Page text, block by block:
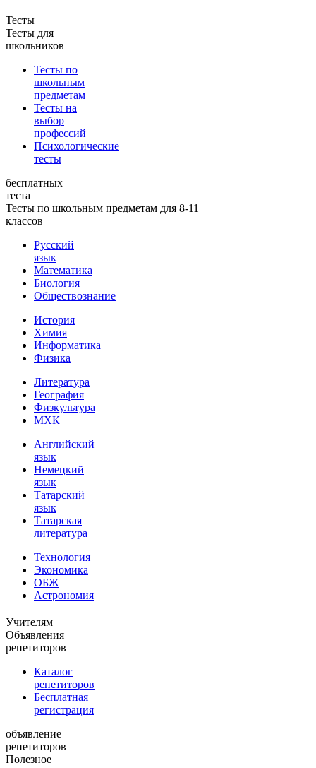
Тесты
Тесты для
школьников
Тесты по
школьным
предметам
Тесты на
выбор
профессий
Психологические
тесты
бесплатных
теста
Тесты по школьным предметам для 8-11
классов
Русский
язык
Математика
Биология
Обществознание
История
Химия
Информатика
Физика
Литература
География
Физкультура
МХК
Английский
язык
Немецкий
язык
Татарский
язык
Татарская
литература
Технология
Экономика
ОБЖ
Астрономия
Учителям
Объявления
репетиторов
Каталог
репетиторов
Бесплатная
регистрация
объявление
репетиторов
Полезное